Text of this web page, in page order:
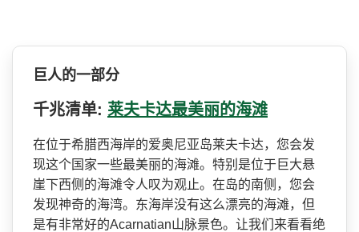
巨人的一部分
千兆清单: 莱夫卡达最美丽的海滩
在位于希腊西海岸的爱奥尼亚­岛莱夫卡达，您会发
现这个国家一些最美丽的海滩。特­别是位于巨大悬
崖下西侧的海滩令人叹为观止。在岛的­南侧，您会
发现神奇的海湾。东海岸没有这么漂亮的海­滩，但
是有非常好的Acar­natian山脉景色。让我们来看­看绝